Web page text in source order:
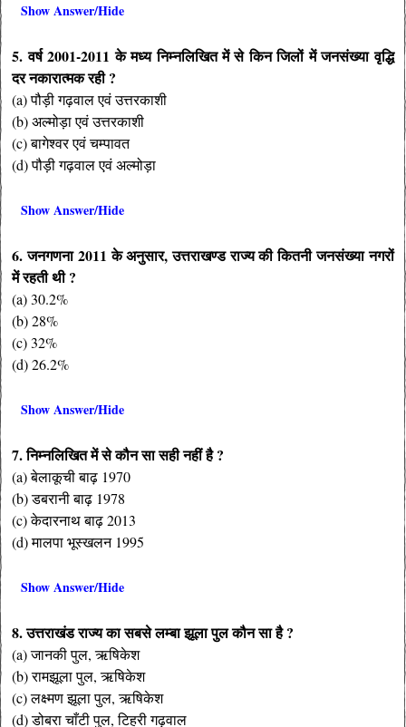
Show Answer/Hide
5. वर्ष 2001-2011 के मध्य निम्नलिखित में से किन जिलों में जनसंख्या वृद्धि
दर नकारात्मक रही ?
(a) पौड़ी गढ़वाल एवं उत्तरकाशी
(b) अल्मोड़ा एवं उत्तरकाशी
(c) बागेश्वर एवं चम्पावत
(d) पौड़ी गढ़वाल एवं अल्मोड़ा
Show Answer/Hide
6. जनगणना 2011 के अनुसार, उत्तराखण्ड राज्य की कितनी जनसंख्या नगरों
में रहती थी ?
(a) 30.2%
(b) 28%
(c) 32%
(d) 26.2%
Show Answer/Hide
7. निम्नलिखित में से कौन सा सही नहीं है ?
(a) बेलाकूची बाढ़ 1970
(b) डबरानी बाढ़ 1978
(c) केदारनाथ बाढ़ 2013
(d) मालपा भूस्खलन 1995
Show Answer/Hide
8. उत्तराखंड राज्य का सबसे लम्बा झूला पुल कौन सा है ?
(a) जानकी पुल, ऋषिकेश
(b) रामझूला पुल, ऋषिकेश
(c) लक्ष्मण झूला पुल, ऋषिकेश
(d) डोबरा चाँटी पुल, टिहरी गढ़वाल